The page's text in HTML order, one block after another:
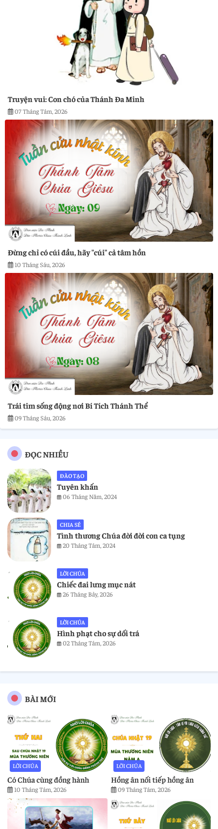
Truyện vui: Con chó của Thánh Đa Minh
07 Tháng Tám, 2026
Đừng chỉ có cúi đầu, hãy "cúi" cả tâm hồn
10 Tháng Sáu, 2026
Trái tim sống động nơi Bí Tích Thánh Thể
09 Tháng Sáu, 2026
ĐỌC NHIỀU
ĐÀO TẠO
Tuyên khấn
06 Tháng Năm, 2024
CHIA SẺ
Tình thương Chúa đời đời con ca tụng
20 Tháng Tám, 2024
LỜI CHÚA
Chiếc đai lưng mục nát
26 Tháng Bảy, 2026
LỜI CHÚA
Hình phạt cho sự dối trá
02 Tháng Tám, 2026
BÀI MỚI
LỜI CHÚA
Có Chúa cùng đồng hành
10 Tháng Tám, 2026
LỜI CHÚA
Hồng ân nối tiếp hồng ân
09 Tháng Tám, 2026